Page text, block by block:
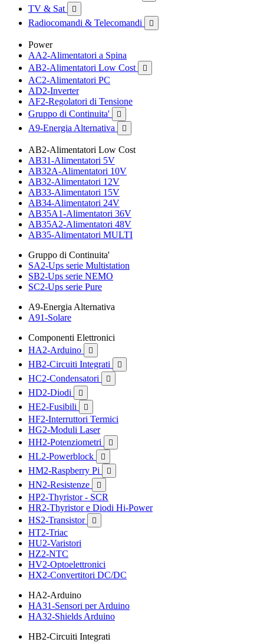
TV & Sat 
Radiocomandi & Telecomandi 
Power
AA2-Alimentatori a Spina
AB2-Alimentatori Low Cost

AC2-Alimentatori PC
AD2-Inverter
AF2-Regolatori di Tensione
Gruppo di Continuita'

A9-Energia Alternativa 
AB2-Alimentatori Low Cost
AB31-Alimentatori 5V
AB32A-Alimentatori 10V
AB32-Alimentatori 12V
AB33-Alimentatori 15V
AB34-Alimentatori 24V
AB35A1-Alimentatori 36V
AB35A2-Alimentatori 48V
AB35-Alimentatori MULTI
Gruppo di Continuita'
SA2-Ups serie Multistation
SB2-Ups serie NEMO
SC2-Ups serie Pure
A9-Energia Alternativa
A91-Solare
Componenti Elettronici
HA2-Arduino

HB2-Circuiti Integrati 
HC2-Condensatori 
HD2-Diodi 
HE2-Fusibili 
HF2-Interruttori Termici
HG2-Moduli Laser
HH2-Potenziometri

HL2-Powerblock 
HM2-Raspberry Pi 
HN2-Resistenze 
HP2-Thyristor - SCR
HR2-Thyristor e Diodi Hi-Power
HS2-Transistor

HT2-Triac
HU2-Varistori
HZ2-NTC
HV2-Optoelettronici
HX2-Convertitori DC/DC
HA2-Arduino
HA31-Sensori per Arduino
HA32-Shields Arduino
HB2-Circuiti Integrati